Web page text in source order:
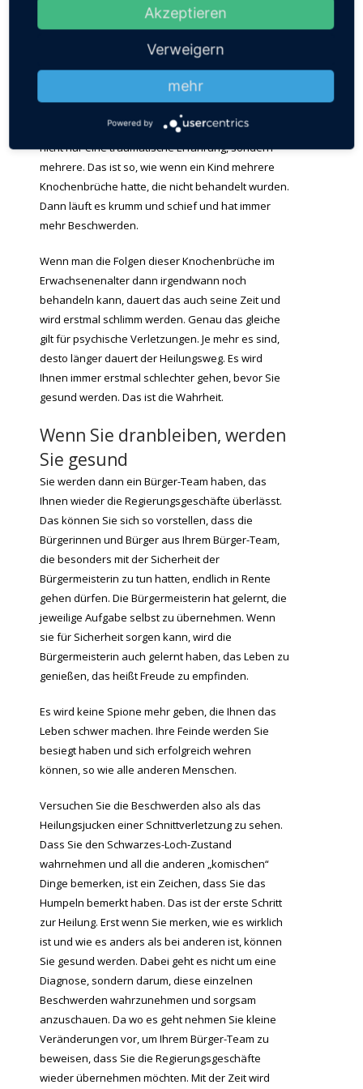
Eine traumatische Erfahrung
wird in der Regel nicht sofort
bei Ihnen kommt, dann gab es sehr wahrscheinlich
nicht nur eine traumatische Erfahrung, sondern
mehrere. Das ist so, wie wenn ein Kind mehrere
Knochenbrüche hatte, die nicht behandelt wurden.
Dann läuft es krumm und schief und hat immer
mehr Beschwerden.
Wenn man die Folgen dieser Knochenbrüche im
Erwachsenenalter dann irgendwann noch
behandeln kann, dauert das auch seine Zeit und
wird erstmal schlimm werden. Genau das gleiche
gilt für psychische Verletzungen. Je mehr es sind,
desto länger dauert der Heilungsweg. Es wird
Ihnen immer erstmal schlechter gehen, bevor Sie
gesund werden. Das ist die Wahrheit.
Wenn Sie dranbleiben, werden
Sie gesund
Sie werden dann ein Bürger-Team haben, das
Ihnen wieder die Regierungsgeschäfte überlässt.
Das können Sie sich so vorstellen, dass die
Bürgerinnen und Bürger aus Ihrem Bürger-Team,
die besonders mit der Sicherheit der
Bürgermeisterin zu tun hatten, endlich in Rente
gehen dürfen. Die Bürgermeisterin hat gelernt, die
jeweilige Aufgabe selbst zu übernehmen. Wenn
sie für Sicherheit sorgen kann, wird die
Bürgermeisterin auch gelernt haben, das Leben zu
genießen, das heißt Freude zu empfinden.
Es wird keine Spione mehr geben, die Ihnen das
Leben schwer machen. Ihre Feinde werden Sie
besiegt haben und sich erfolgreich wehren
können, so wie alle anderen Menschen.
Versuchen Sie die Beschwerden also als das
Heilungsjucken einer Schnittverletzung zu sehen.
Dass Sie den Schwarzes-Loch-Zustand
wahrnehmen und all die anderen „komischen“
Dinge bemerken, ist ein Zeichen, dass Sie das
Humpeln bemerkt haben. Das ist der erste Schritt
zur Heilung. Erst wenn Sie merken, wie es wirklich
ist und wie es anders als bei anderen ist, können
Sie gesund werden. Dabei geht es nicht um eine
Diagnose, sondern darum, diese einzelnen
Beschwerden wahrzunehmen und sorgsam
anzuschauen. Da wo es geht nehmen Sie kleine
Veränderungen vor, um Ihrem Bürger-Team zu
beweisen, dass Sie die Regierungsgeschäfte
wieder übernehmen möchten. Mit der Zeit wird
Akzeptieren
Verweigern
mehr
Powered by